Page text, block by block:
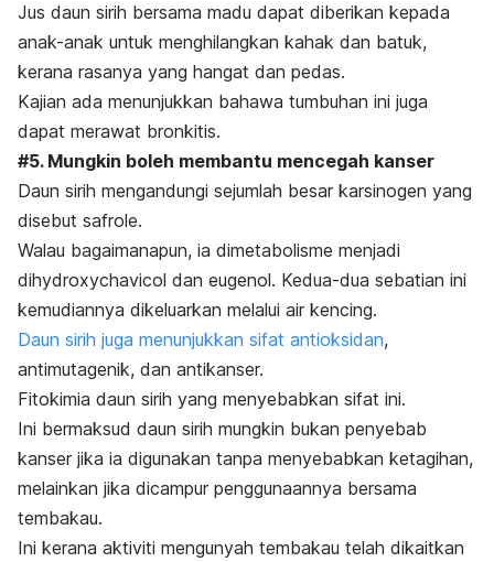
Jus daun sirih bersama madu dapat diberikan kepada
anak-anak untuk menghilangkan kahak dan batuk,
kerana rasanya yang hangat dan pedas.
Kajian ada menunjukkan bahawa tumbuhan ini juga
dapat merawat bronkitis.
#5. Mungkin boleh membantu mencegah kanser
Daun sirih mengandungi sejumlah besar karsinogen yang
disebut safrole.
Walau bagaimanapun, ia dimetabolisme menjadi
dihydroxychavicol dan eugenol. Kedua-dua sebatian ini
kemudiannya dikeluarkan melalui air kencing.
Daun sirih juga menunjukkan sifat antioksidan,
antimutagenik, dan antikanser.
Fitokimia daun sirih yang menyebabkan sifat ini.
Ini bermaksud daun sirih mungkin bukan penyebab
kanser jika ia digunakan tanpa menyebabkan ketagihan,
melainkan jika dicampur penggunaannya bersama
tembakau.
Ini kerana aktiviti mengunyah tembakau telah dikaitkan